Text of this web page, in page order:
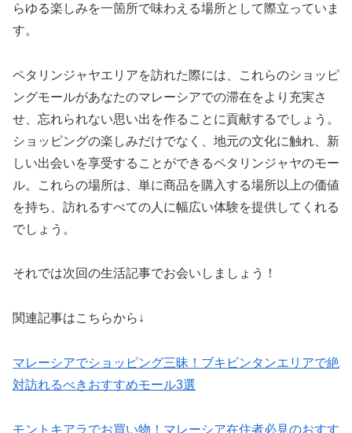
らゆる楽しみを一箇所で味わえる場所として際立っていま
す。
ペタリンジャヤエリアを訪れた際には、これらのショッピ
ングモールがあなたのマレーシアでの滞在をより充実さ
せ、忘れられない思い出を作ることに貢献するでしょう。
ショッピングの楽しみだけでなく、地元の文化に触れ、新
しい出会いを享受することができるペタリンジャヤのモー
ル。これらの場所は、単に商品を購入する場所以上の価値
を持ち、訪れるすべての人に幅広い体験を提供してくれる
でしょう。
それでは次回の生活記事でお会いしましょう！
関連記事はこちらから↓
マレーシアでショッピング三昧！ブキビンタンエリアで絶
対訪れるべきおすすめモール3選
モントキアラでお買い物！マレーシア在住者必見のおすす